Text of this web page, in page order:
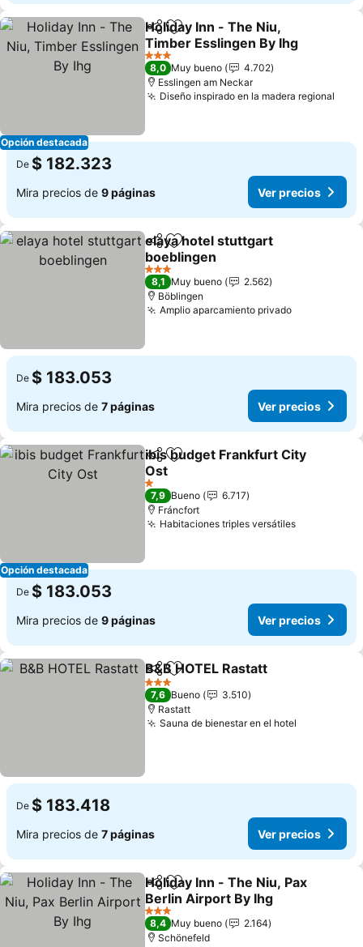
Opción destacada
CompartirAgregar a favoritos
Holiday Inn - The Niu,
Timber Esslingen By Ihg
3 Estrellas
8,0 Muy bueno
4.702
Esslingen am Neckar
Diseño inspirado en la madera regional
De $ 182.323
Mira precios de 9 páginas Ver precios
CompartirAgregar a favoritos
elaya hotel stuttgart
boeblingen
3 Estrellas
8,1 Muy bueno
2.562
Böblingen
Amplio aparcamiento privado
De $ 183.053
Mira precios de 7 páginas Ver precios
Opción destacada
CompartirAgregar a favoritos
ibis budget Frankfurt City
Ost
1 Estrellas
7,9 Bueno
6.717
Fráncfort
Habitaciones triples versátiles
De $ 183.053
Mira precios de 9 páginas Ver precios
CompartirAgregar a favoritos
B&B HOTEL Rastatt
3 Estrellas
7,6 Bueno
3.510
Rastatt
Sauna de bienestar en el hotel
De $ 183.418
Mira precios de 7 páginas Ver precios
CompartirAgregar a favoritos
Holiday Inn - The Niu, Pax
Berlin Airport By Ihg
3 Estrellas
8,4 Muy bueno
2.164
Schönefeld